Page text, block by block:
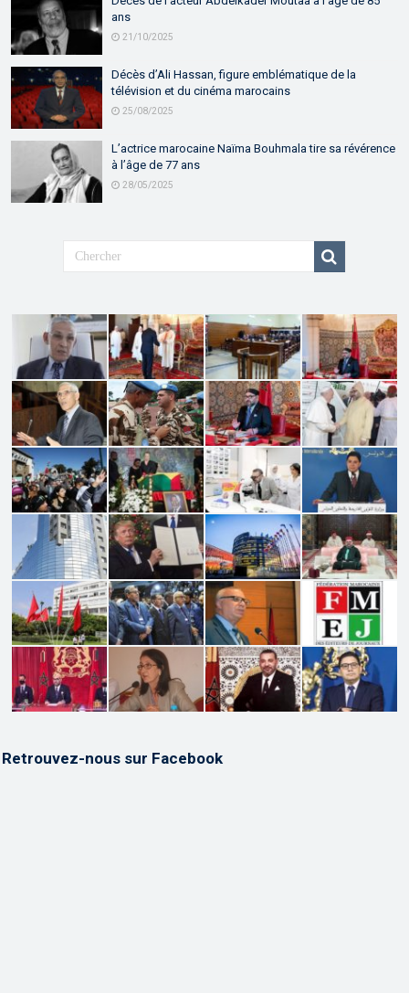
ans
21/10/2025
Décès d’Ali Hassan, figure emblématique de la
télévision et du cinéma marocains
25/08/2025
L’actrice marocaine Naïma Bouhmala tire sa révérence
à l’âge de 77 ans
28/05/2025
Retrouvez-nous sur Facebook